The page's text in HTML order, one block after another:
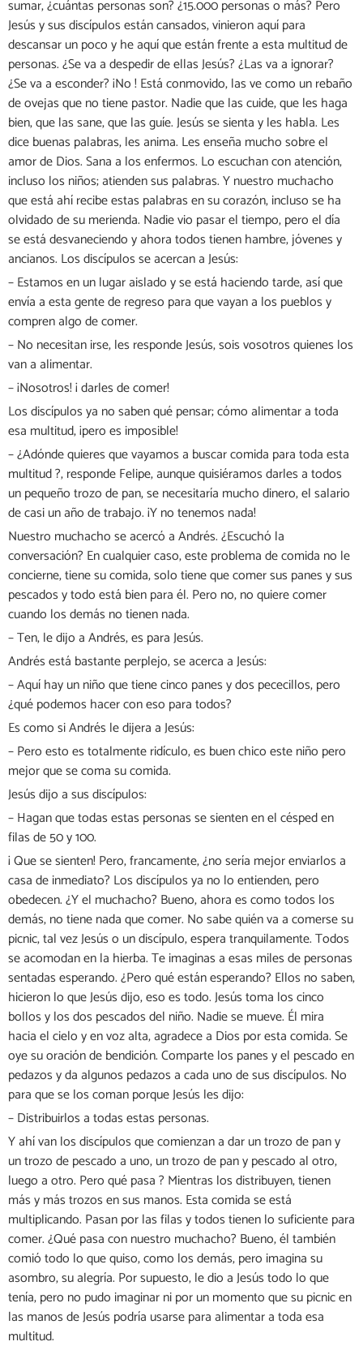
sumar, ¿cuántas personas son? ¿15.000 personas o más? Pero
Jesús y sus discípulos están cansados, vinieron aquí para
descansar un poco y he aquí que están frente a esta multitud de
personas. ¿Se va a despedir de ellas Jesús? ¿Las va a ignorar?
¿Se va a esconder? ¡No ! Está conmovido, las ve como un rebaño
de ovejas que no tiene pastor. Nadie que las cuide, que les haga
bien, que las sane, que las guíe. Jesús se sienta y les habla. Les
dice buenas palabras, les anima. Les enseña mucho sobre el
amor de Dios. Sana a los enfermos. Lo escuchan con atención,
incluso los niños; atienden sus palabras. Y nuestro muchacho
que está ahí recibe estas palabras en su corazón, incluso se ha
olvidado de su merienda. Nadie vio pasar el tiempo, pero el día
se está desvaneciendo y ahora todos tienen hambre, jóvenes y
ancianos. Los discípulos se acercan a Jesús:
– Estamos en un lugar aislado y se está haciendo tarde, así que
envía a esta gente de regreso para que vayan a los pueblos y
compren algo de comer.
– No necesitan irse, les responde Jesús, sois vosotros quienes los
van a alimentar.
– ¡Nosotros! ¡ darles de comer!
Los discípulos ya no saben qué pensar; cómo alimentar a toda
esa multitud, ¡pero es imposible!
– ¿Adónde quieres que vayamos a buscar comida para toda esta
multitud ?, responde Felipe, aunque quisiéramos darles a todos
un pequeño trozo de pan, se necesitaría mucho dinero, el salario
de casi un año de trabajo. ¡Y no tenemos nada!
Nuestro muchacho se acercó a Andrés. ¿Escuchó la
conversación? En cualquier caso, este problema de comida no le
concierne, tiene su comida, solo tiene que comer sus panes y sus
pescados y todo está bien para él. Pero no, no quiere comer
cuando los demás no tienen nada.
– Ten, le dijo a Andrés, es para Jesús.
Andrés está bastante perplejo, se acerca a Jesús:
– Aquí hay un niño que tiene cinco panes y dos pececillos, pero
¿qué podemos hacer con eso para todos?
Es como si Andrés le dijera a Jesús:
– Pero esto es totalmente ridículo, es buen chico este niño pero
mejor que se coma su comida.
Jesús dijo a sus discípulos:
– Hagan que todas estas personas se sienten en el césped en
filas de 50 y 100.
¡ Que se sienten! Pero, francamente, ¿no sería mejor enviarlos a
casa de inmediato? Los discípulos ya no lo entienden, pero
obedecen. ¿Y el muchacho? Bueno, ahora es como todos los
demás, no tiene nada que comer. No sabe quién va a comerse su
picnic, tal vez Jesús o un discípulo, espera tranquilamente. Todos
se acomodan en la hierba. Te imaginas a esas miles de personas
sentadas esperando. ¿Pero qué están esperando? Ellos no saben,
hicieron lo que Jesús dijo, eso es todo. Jesús toma los cinco
bollos y los dos pescados del niño. Nadie se mueve. Él mira
hacia el cielo y en voz alta, agradece a Dios por esta comida. Se
oye su oración de bendición. Comparte los panes y el pescado en
pedazos y da algunos pedazos a cada uno de sus discípulos. No
para que se los coman porque Jesús les dijo:
– Distribuirlos a todas estas personas.
Y ahí van los discípulos que comienzan a dar un trozo de pan y
un trozo de pescado a uno, un trozo de pan y pescado al otro,
luego a otro. Pero qué pasa ? Mientras los distribuyen, tienen
más y más trozos en sus manos. Esta comida se está
multiplicando. Pasan por las filas y todos tienen lo suficiente para
comer. ¿Qué pasa con nuestro muchacho? Bueno, él también
comió todo lo que quiso, como los demás, pero imagina su
asombro, su alegría. Por supuesto, le dio a Jesús todo lo que
tenía, pero no pudo imaginar ni por un momento que su picnic en
las manos de Jesús podría usarse para alimentar a toda esa
multitud.